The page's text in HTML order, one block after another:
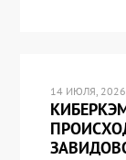
14 ИЮЛЯ, 2026